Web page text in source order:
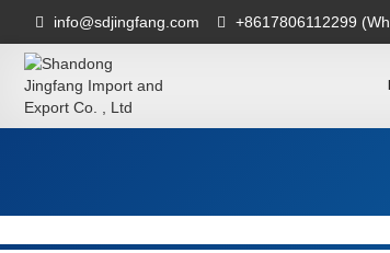
info@sdjingfang.com +8617806112299